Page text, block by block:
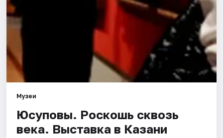
Музеи
Юсуповы. Роскошь сквозь
века. Выставка в Казани